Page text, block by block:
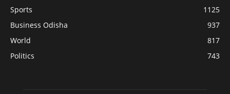
Sports
1125
Business Odisha
937
World
817
Politics
743